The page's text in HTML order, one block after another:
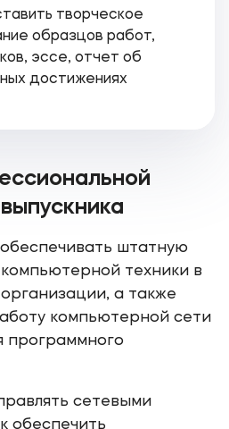
творческое
образцов работ,
эссе, отчет об
достижениях
штатную
техники в
а также
компьютерной сети
программного
сетевыми
обеспечить